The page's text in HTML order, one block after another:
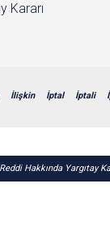
Kararı
İlişkin İptal İptali
Hakkında Yargıtay